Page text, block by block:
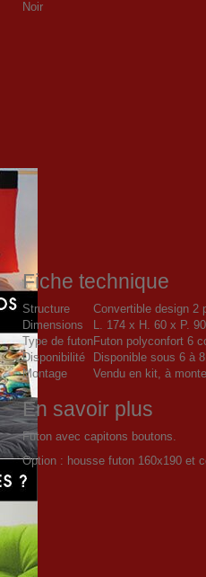
Fiche technique
Structure
Convertible design 2
Dimensions
L. 174 x H. 60 x P.
Type de futonFuton polyconfort 6
Disponibilité
Disponible sous 6 à
Montage
Vendu en kit, à
En savoir plus
Futon avec capitons boutons.
Option : housse futon 160x190 et